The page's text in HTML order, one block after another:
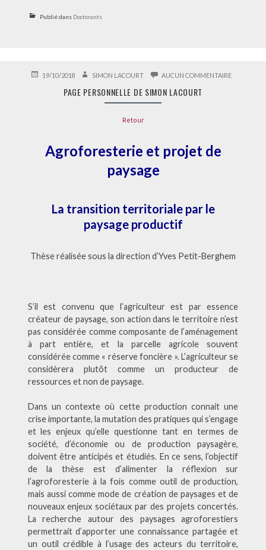
Publié dans Doctorants
PUBLIÉ19/10/2018 AUTEURSIMON LACOURT AUCUN COMMENTAIRESUR
PAGE PERSONNELLE DE SIMON LACOURT
Retour
Agroforesterie et projet de
paysage
La transition territoriale par le
paysage productif
Thèse réalisée sous la direction d’Yves Petit-Berghem
S’il est convenu que l’agriculteur est par essence
créateur de paysage, son action dans le territoire n’est
pas considérée comme composante de l’aménagement
à part entière, et la parcelle agricole souvent
considérée comme « réserve foncière ». L’agriculteur se
considèrera plutôt comme un producteur de
ressources et non de paysage.
Dans un contexte où cette production connait une
crise importante, la mutation des pratiques qui s’engage
et les enjeux qu’elle questionne tant en termes de
société, d’économie ou de production paysagère,
doivent être anticipés et étudiés. En ce sens, l’objectif
de la thèse est d’alimenter la réflexion sur
l’agroforesterie à la fois comme outil de production,
mais aussi comme mode de création de paysages et de
nouveaux enjeux sociétaux par des projets concertés.
La recherche autour des paysages agroforestiers
permettrait d’apporter une connaissance partagée et
un outil crédible à l’usage des acteurs du territoire,